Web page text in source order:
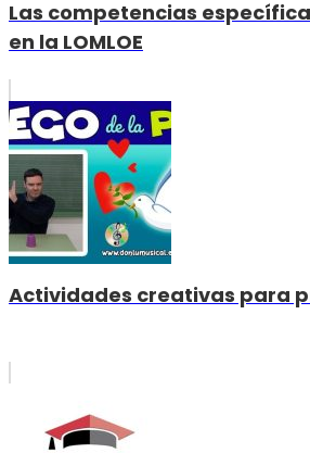
Las competencias
en la LOMLOE
Actividades creativas para